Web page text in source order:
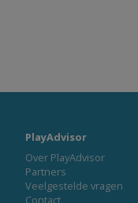
PlayAdvisor
Over PlayAdvisor
Partners
Veelgestelde vragen
Contact